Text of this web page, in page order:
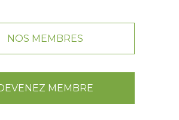
NOS MEMBRES
MEMBRE